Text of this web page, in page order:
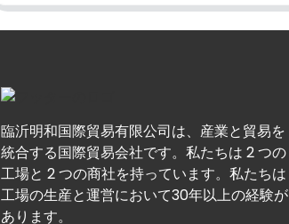
臨沂明和国際貿易有限公司は、産業と貿易を
統合する国際貿易会社です。私たちは 2 つの
工場と 2 つの商社を持っています。私たちは
工場の生産と運営において30年以上の経験が
あります。